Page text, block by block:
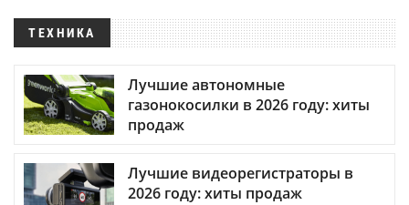
ТЕХНИКА
Лучшие автономные
газонокосилки в 2026 году: хиты
продаж
Лучшие видеорегистраторы в
2026 году: хиты продаж